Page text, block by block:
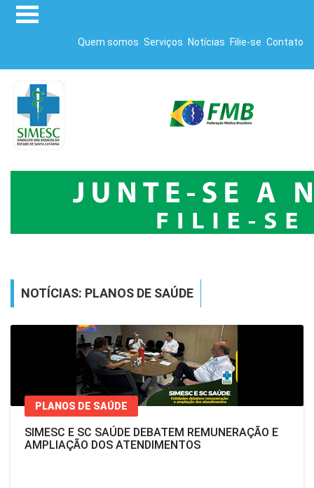
Quem somos Serviços Notícias Filie-se Contato
NOTÍCIAS: PLANOS DE SAÚDE
PLANOS DE SAÚDE
SIMESC E SC SAÚDE DEBATEM REMUNERAÇÃO E
AMPLIAÇÃO DOS ATENDIMENTOS